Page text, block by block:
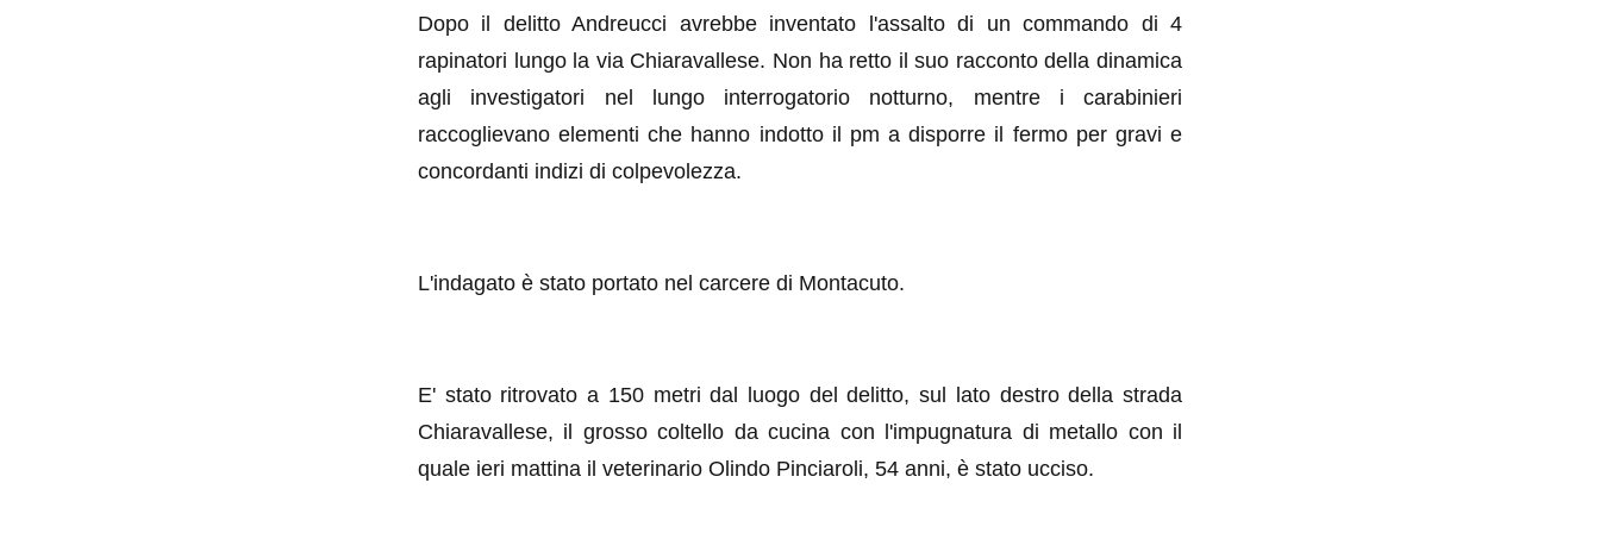
Dopo il delitto Andreucci avrebbe inventato l'assalto di un commando di 4
rapinatori lungo la via Chiaravallese. Non ha retto il suo racconto della dinamica
agli investigatori nel lungo interrogatorio notturno, mentre i carabinieri
raccoglievano elementi che hanno indotto il pm a disporre il fermo per gravi e
concordanti indizi di colpevolezza.
L'indagato è stato portato nel carcere di Montacuto.
E' stato ritrovato a 150 metri dal luogo del delitto, sul lato destro della strada
Chiaravallese, il grosso coltello da cucina con l'impugnatura di metallo con il
quale ieri mattina il veterinario Olindo Pinciaroli, 54 anni, è stato ucciso.